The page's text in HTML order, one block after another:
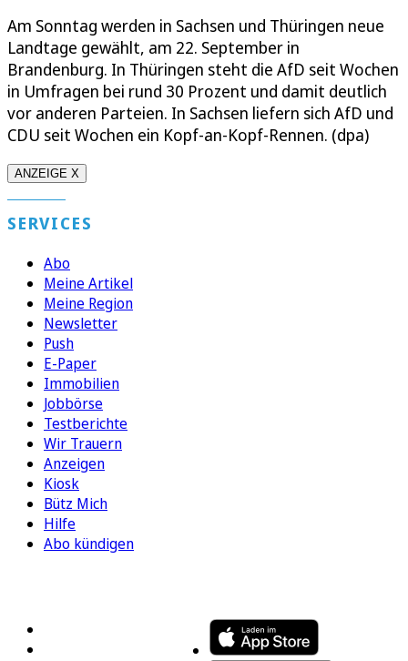
Am Sonntag werden in Sachsen und Thüringen neue
Landtage gewählt, am 22. September in
Brandenburg. In Thüringen steht die AfD seit Wochen
in Umfragen bei rund 30 Prozent und damit deutlich
vor anderen Parteien. In Sachsen liefern sich AfD und
CDU seit Wochen ein Kopf-an-Kopf-Rennen. (dpa)
ANZEIGE X
SERVICES
Abo
Meine Artikel
Meine Region
Newsletter
Push
E-Paper
Immobilien
Jobbörse
Testberichte
Wir Trauern
Anzeigen
Kiosk
Bütz Mich
Hilfe
Abo kündigen